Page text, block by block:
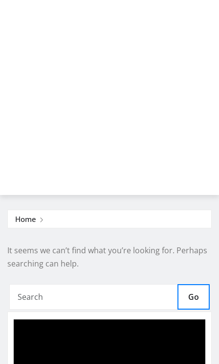
Home
It seems we can’t find what you’re looking for. Perhaps
searching can help.
Go